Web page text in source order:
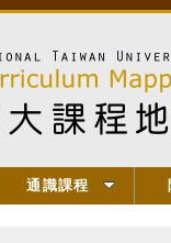
通識課程